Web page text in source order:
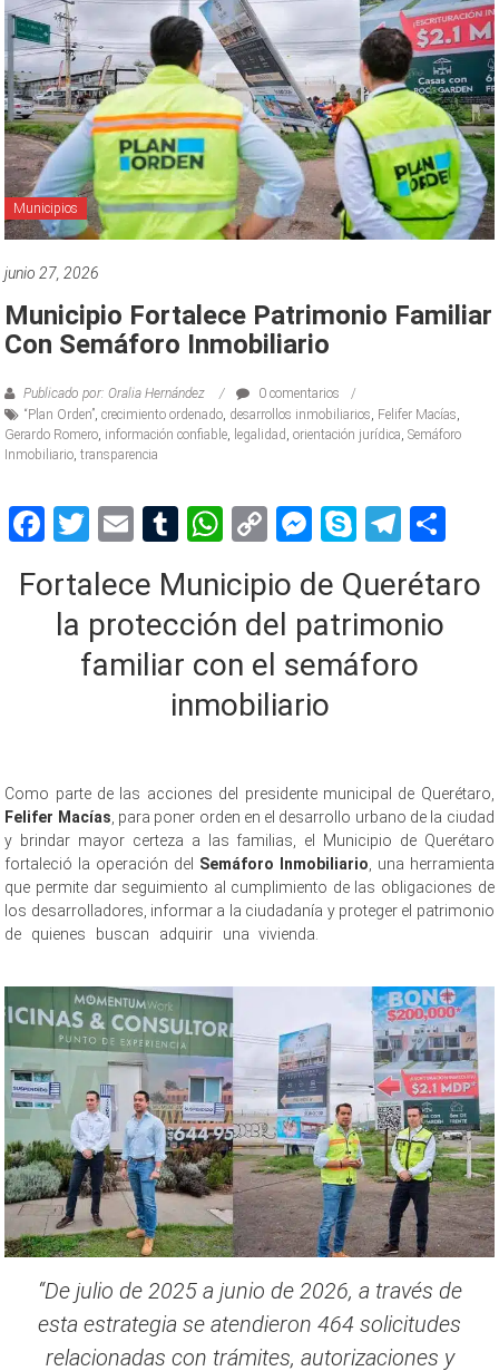
Municipios
junio 27, 2026
Municipio Fortalece Patrimonio Familiar
Con Semáforo Inmobiliario
Publicado por: Oralia Hernández
0 comentarios
“Plan Orden” ,crecimiento ordenado desarrollos inmobiliarios Felifer Macías
Gerardo Romero información confiable legalidad ,orientación jurídica ,Semáforo
Inmobiliario ,transparencia
Facebook
Twitter
EmailTumblr
WhatsApp
CopyMessenger
Skype
Fortalece Municipio de Querétaro
la protección del patrimonio
familiar con el semáforo
inmobiliario
Como parte de las acciones del presidente municipal de Querétaro,
Felifer Macías , para poner orden en el desarrollo urbano de la ciudad
y brindar mayor certeza a las familias, el Municipio de Querétaro
fortaleció la operación del Semáforo Inmobiliario , una herramienta
que permite dar seguimiento al cumplimiento de las obligaciones de
los desarrolladores, informar a la ciudadanía y proteger el patrimonio
de quienes buscan adquirir una vivienda.
“De julio de 2025 a junio de 2026, a través de
esta estrategia se atendieron 464 solicitudes
relacionadas con trámites, autorizaciones y